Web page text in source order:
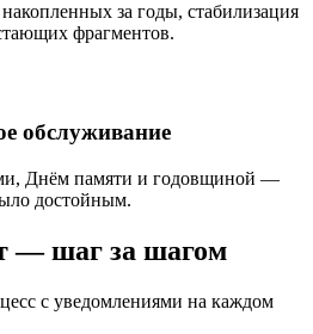
за годы, стабилизация
фрагментов.
обслуживание
Днём памяти и годовщиной —
достойным.
— шаг за шагом
с уведомлениями на каждом